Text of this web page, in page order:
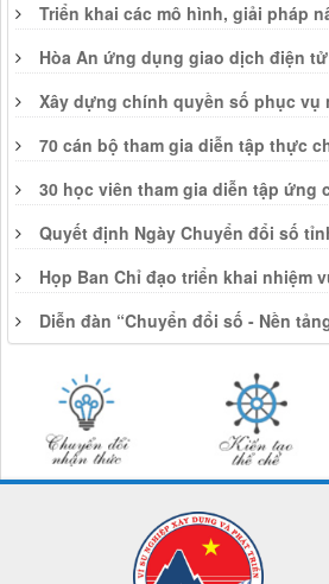
Triển khai các mô hình, giải pháp
Hòa An ứng dụng giao dịch điện
Xây dựng chính quyền số phục
70 cán bộ tham gia diễn tập thực
30 học viên tham gia diễn tập
Quyết định Ngày Chuyển đổi số
Họp Ban Chỉ đạo triển khai nhiệm
Diễn đàn “Chuyển đổi số - Nền